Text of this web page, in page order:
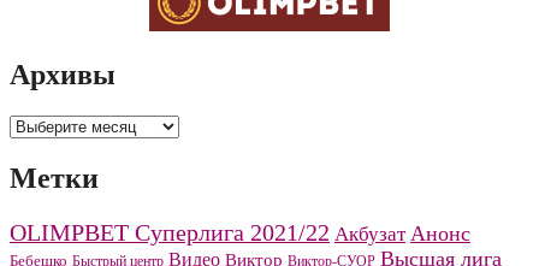
Архивы
Архивы
Метки
OLIMPBET Суперлига 2021/22 Акбузат Анонс
Бебешко Быстрый центр Видео Виктор Виктор-СУОР Высшая лига